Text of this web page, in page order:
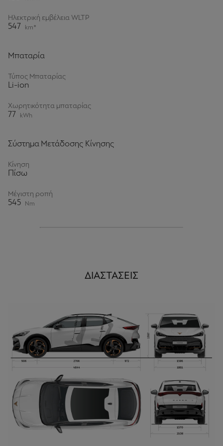
Ηλεκτρική εμβέλεια WLTP
547 km*
Μπαταρία
Τύπος Μπαταρίας
Li-ion
Χωρητικότητα μπαταρίας
77 kWh
Σύστημα Μετάδοσης Κίνησης
Κίνηση
Πίσω
Μέγιστη ροπή
545 Nm
ΔΙΑΣΤΆΣΕΙΣ